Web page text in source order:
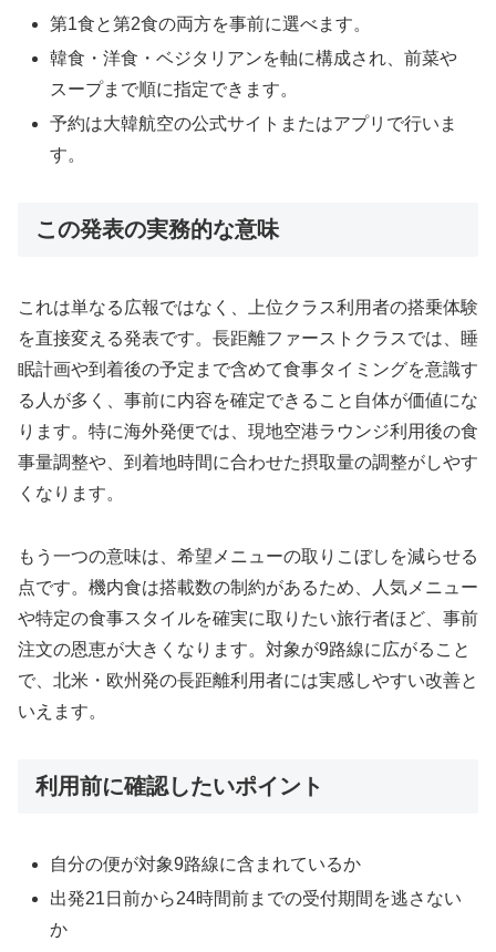
第1食と第2食の両方を事前に選べます。
韓食・洋食・ベジタリアンを軸に構成され、前菜や
スープまで順に指定できます。
予約は大韓航空の公式サイトまたはアプリで行いま
す。
この発表の実務的な意味
これは単なる広報ではなく、上位クラス利用者の搭乗体験
を直接変える発表です。長距離ファーストクラスでは、睡
眠計画や到着後の予定まで含めて食事タイミングを意識す
る人が多く、事前に内容を確定できること自体が価値にな
ります。特に海外発便では、現地空港ラウンジ利用後の食
事量調整や、到着地時間に合わせた摂取量の調整がしやす
くなります。
もう一つの意味は、希望メニューの取りこぼしを減らせる
点です。機内食は搭載数の制約があるため、人気メニュー
や特定の食事スタイルを確実に取りたい旅行者ほど、事前
注文の恩恵が大きくなります。対象が9路線に広がること
で、北米・欧州発の長距離利用者には実感しやすい改善と
いえます。
利用前に確認したいポイント
自分の便が対象9路線に含まれているか
出発21日前から24時間前までの受付期間を逃さない
か